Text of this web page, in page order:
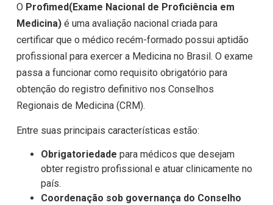
O Profimed(Exame Nacional de Proficiência em
Medicina)é uma avaliação nacional criada para
certificar que o médico recém-formado possui aptidão
profissional para exercer a Medicina no Brasil. O exame
passa a funcionar como requisito obrigatório para
obtenção do registro definitivo nos Conselhos
Regionais de Medicina (CRM).
Entre suas principais características estão:
Obrigatoriedade para médicos que desejam
obter registro profissional e atuar clinicamente no
país.
Coordenação sob governança do Conselho